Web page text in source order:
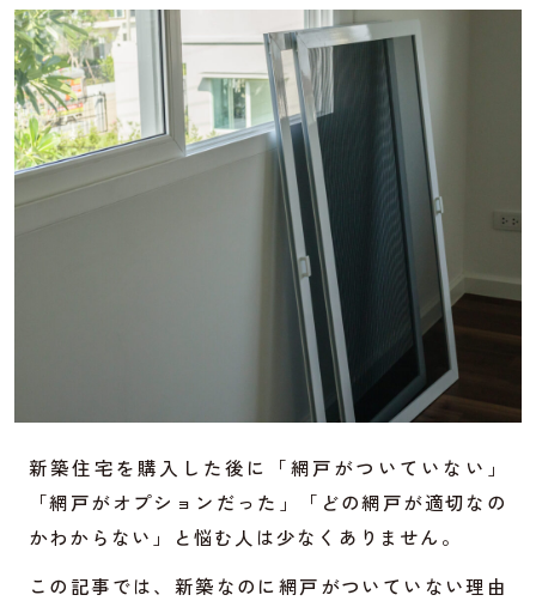
新築住宅を購入した後に「網戸がついていない」
「網戸がオプションだった」「どの網戸が適切なの
かわからない」と悩む人は少なくありません。
この記事では、新築なのに網戸がついていない理由